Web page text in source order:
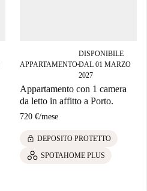
APPARTAMENTO■
DISPONIBILE
DAL 01 MARZO
2027
Appartamento con 1 camera
da letto in affitto a Porto.
720 €/mese
lock DEPOSITO PROTETTO
SPOTAHOME PLUS